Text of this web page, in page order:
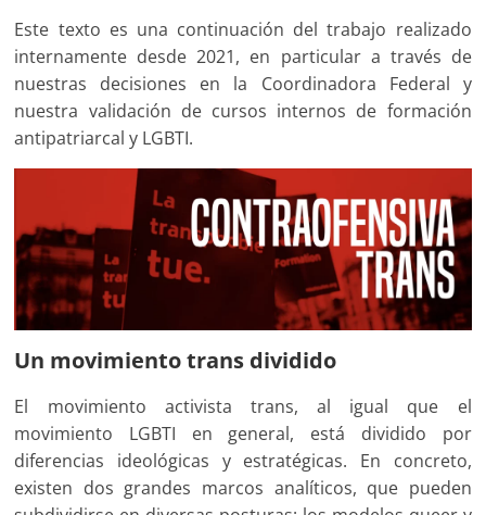
Este texto es una continuación del trabajo realizado
internamente desde 2021, en particular a través de
nuestras decisiones en la Coordinadora Federal y
nuestra validación de cursos internos de formación
antipatriarcal y LGBTI.
Un movimiento trans dividido
El movimiento activista trans, al igual que el
movimiento LGBTI en general, está dividido por
diferencias ideológicas y estratégicas. En concreto,
existen dos grandes marcos analíticos, que pueden